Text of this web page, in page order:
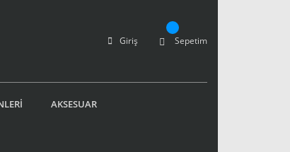
Giriş Sepetim
AKSESUAR